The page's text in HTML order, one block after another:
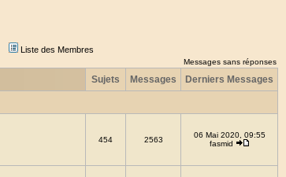
Liste des Membres
Messages sans réponses
Sujets Messages Derniers Messages
454 2563
06 Mai 2020, 09:55
fasmid